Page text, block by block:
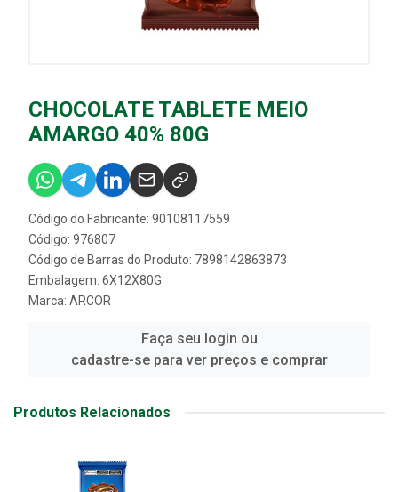
CHOCOLATE TABLETE MEIO
AMARGO 40% 80G
Código do Fabricante: 90108117559
Código: 976807
Código de Barras do Produto: 7898142863873
Embalagem: 6X12X80G
Marca: ARCOR
Faça seu login ou
cadastre-se para ver preços e comprar
Produtos Relacionados